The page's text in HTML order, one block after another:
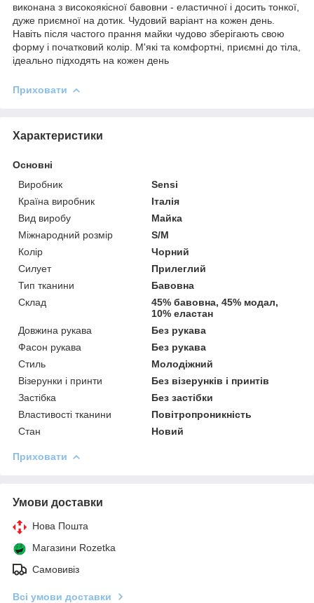
виконана з високоякісної бавовни - еластичної і досить тонкої,
дуже приємної на дотик. Чудовий варіант на кожен день.
Навіть після частого прання майки чудово зберігають свою
форму і початковий колір. М'які та комфортні, приємні до тіла,
ідеально підходять на кожен день
Приховати
Характеристики
Основні
Виробник
Sensi
Країна виробник
Італія
Вид виробу
Майка
Міжнародний розмір
S/M
Колір
Чорний
Силует
Прилеглий
Тип тканини
Бавовна
Склад
45% бавовна, 45% модал,
10% еластан
Довжина рукава
Без рукава
Фасон рукава
Без рукава
Стиль
Молодіжний
Візерунки і принти
Без візерунків і принтів
Застібка
Без застібки
Властивості тканини
Повітропроникність
Стан
Новий
Приховати
Умови доставки
Нова Пошта
Магазини Rozetka
Самовивіз
Всі умови доставки